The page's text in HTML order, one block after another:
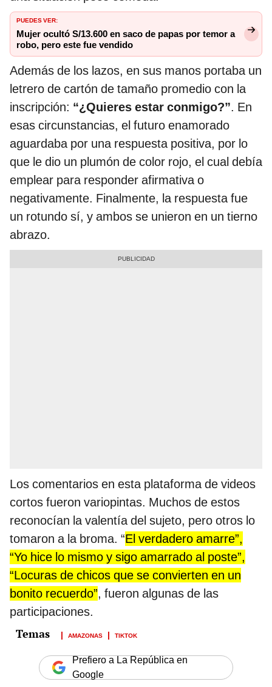
PUEDES VER:
Mujer ocultó S/13.600 en saco de papas por temor a
robo, pero este fue vendido
Además de los lazos, en sus manos portaba un
letrero de cartón de tamaño promedio con la
inscripción: “¿Quieres estar conmigo?”. En
esas circunstancias, el futuro enamorado
aguardaba por una respuesta positiva, por lo
que le dio un plumón de color rojo, el cual debía
emplear para responder afirmativa o
negativamente. Finalmente, la respuesta fue
un rotundo sí, y ambos se unieron en un tierno
abrazo.
Los comentarios en esta plataforma de videos
cortos fueron variopintas. Muchos de estos
reconocían la valentía del sujeto, pero otros lo
tomaron a la broma. “El verdadero amarre”,
“Yo hice lo mismo y sigo amarrado al poste”,
“Locuras de chicos que se convierten en un
bonito recuerdo”, fueron algunas de las
participaciones.
AMAZONAS TIKTOK
Prefiero a La República en
Google